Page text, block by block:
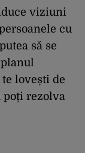
viziuni
cu
să se
lovești de
poți rezolva